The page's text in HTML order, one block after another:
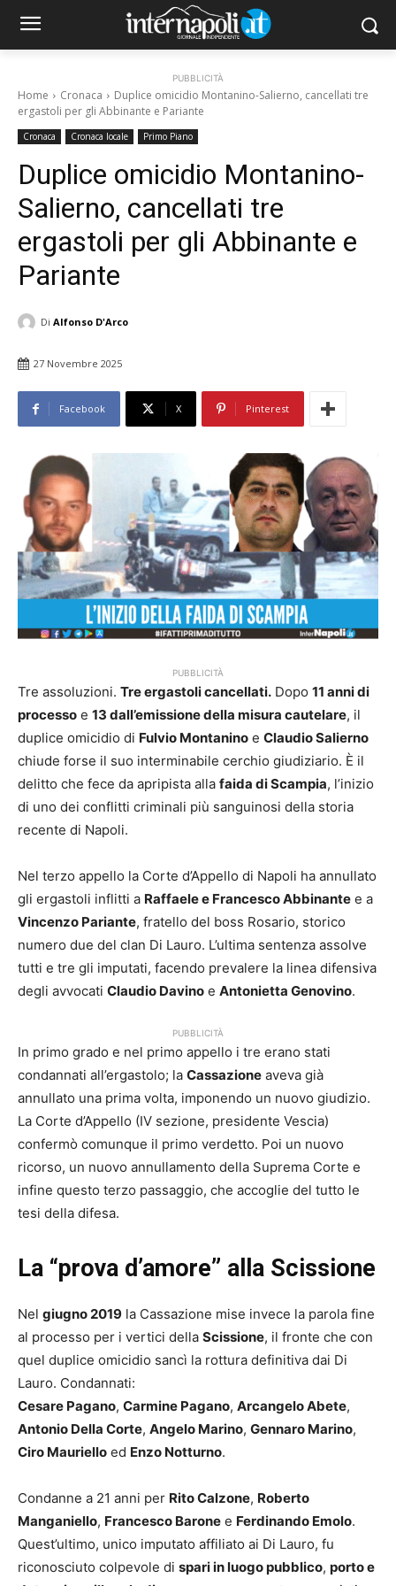
PUBBLICITÀ
Home Cronaca
Duplice omicidio Montanino-Salierno, cancellati tre
ergastoli per gli Abbinante e Pariante
Cronaca Cronaca locale Primo Piano
Duplice omicidio Montanino-
Salierno, cancellati tre
ergastoli per gli Abbinante e
Pariante
Di Alfonso D'Arco
27 Novembre 2025
Facebook X Pinterest
PUBBLICITÀ
Tre assoluzioni. Tre ergastoli cancellati. Dopo 11 anni di
processo e 13 dall’emissione della misura cautelare, il
duplice omicidio di Fulvio Montanino e Claudio Salierno
chiude forse il suo interminabile cerchio giudiziario. È il
delitto che fece da apripista alla faida di Scampia, l’inizio
di uno dei conflitti criminali più sanguinosi della storia
recente di Napoli.
Nel terzo appello la Corte d’Appello di Napoli ha annullato
gli ergastoli inflitti a Raffaele e Francesco Abbinante e a
Vincenzo Pariante, fratello del boss Rosario, storico
numero due del clan Di Lauro. L’ultima sentenza assolve
tutti e tre gli imputati, facendo prevalere la linea difensiva
degli avvocati Claudio Davino e Antonietta Genovino.
PUBBLICITÀ
In primo grado e nel primo appello i tre erano stati
condannati all’ergastolo; la Cassazione aveva già
annullato una prima volta, imponendo un nuovo giudizio.
La Corte d’Appello (IV sezione, presidente Vescia)
confermò comunque il primo verdetto. Poi un nuovo
ricorso, un nuovo annullamento della Suprema Corte e
infine questo terzo passaggio, che accoglie del tutto le
tesi della difesa.
La “prova d’amore” alla Scissione
Nel giugno 2019 la Cassazione mise invece la parola fine
al processo per i vertici della Scissione, il fronte che con
quel duplice omicidio sancì la rottura definitiva dai Di
Lauro. Condannati:
Cesare Pagano, Carmine Pagano, Arcangelo Abete,
Antonio Della Corte, Angelo Marino, Gennaro Marino,
Ciro Mauriello ed Enzo Notturno.
Condanne a 21 anni per Rito Calzone, Roberto
Manganiello, Francesco Barone e Ferdinando Emolo.
Quest’ultimo, unico imputato affiliato ai Di Lauro, fu
riconosciuto colpevole di spari in luogo pubblico, porto e